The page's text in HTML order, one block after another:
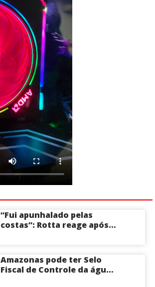
“Fui apunhalado pelas
costas”: Rotta reage após
o Senado pelo Amazonas;
veja
Amazonas pode ter Selo
Fiscal de Controle da água